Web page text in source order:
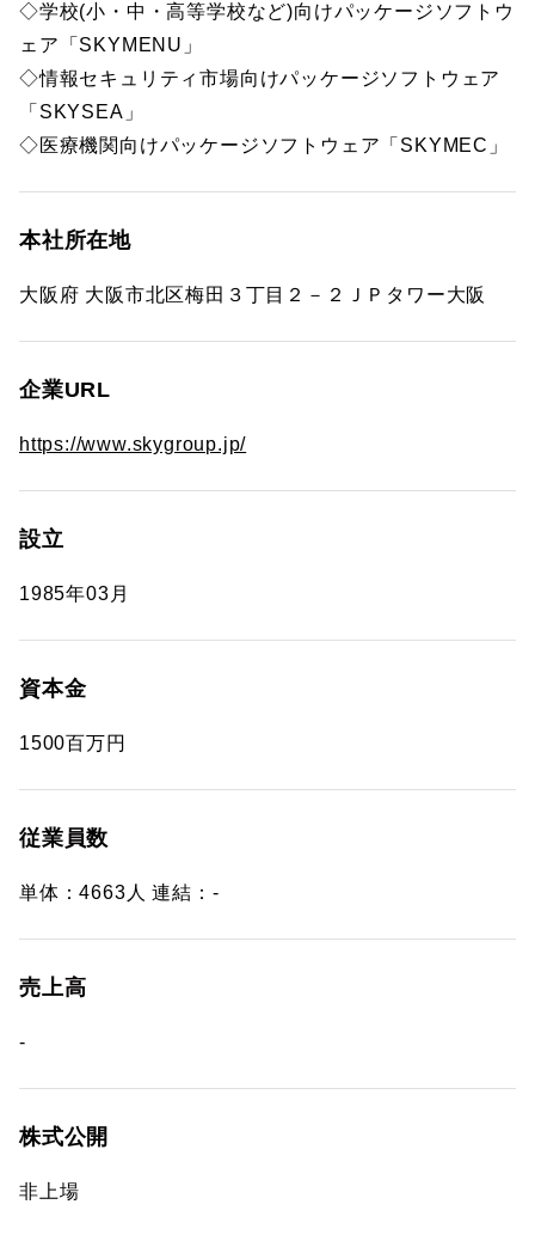
◇学校(小・中・高等学校など)向けパッケージソフトウ
ェア「SKYMENU」
◇情報セキュリティ市場向けパッケージソフトウェア
「SKYSEA」
◇医療機関向けパッケージソフトウェア「SKYMEC」
本社所在地
大阪府 大阪市北区梅田３丁目２－２ＪＰタワー大阪
企業URL
https://www.skygroup.jp/
設立
1985年03月
資本金
1500百万円
従業員数
単体：4663人 連結：-
売上高
-
株式公開
非上場